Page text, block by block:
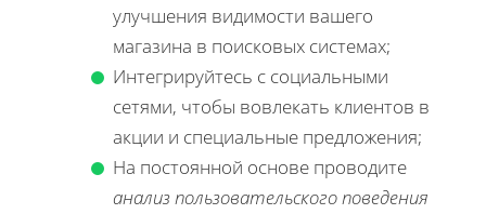
улучшения видимости вашего
магазина в поисковых системах;
Интегрируйтесь с социальными
сетями, чтобы вовлекать клиентов в
акции и специальные предложения;
На постоянной основе проводите
анализ пользовательского поведения